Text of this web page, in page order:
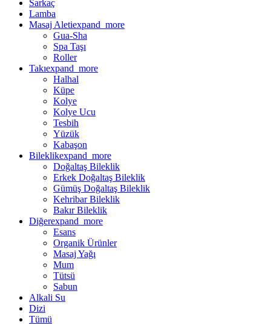
Sarkaç
Lamba
Masaj Aletiexpand_more
Gua-Sha
Spa Taşı
Roller
Takıexpand_more
Halhal
Küpe
Kolye
Kolye Ucu
Tesbih
Yüzük
Kabaşon
Bileklikexpand_more
Doğaltaş Bileklik
Erkek Doğaltaş Bileklik
Gümüş Doğaltaş Bileklik
Kehribar Bileklik
Bakır Bileklik
Diğerexpand_more
Esans
Organik Ürünler
Masaj Yağı
Mum
Tütsü
Sabun
Alkali Su
Dizi
Tümü